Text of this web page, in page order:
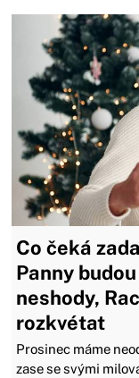
Co čeká
Panny
neshody,
rozkvétat
Prosinec máme
zase se svými